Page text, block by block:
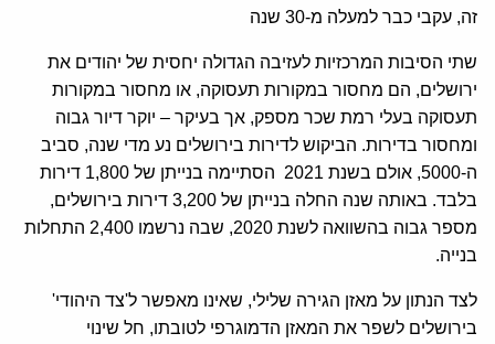
זה, עקבי כבר למעלה מ-30 שנה
שתי הסיבות המרכזיות לעזיבה הגדולה יחסית של יהודים את
ירושלים, הם מחסור במקורות תעסוקה, או מחסור במקורות
תעסוקה בעלי רמת שכר מספק, אך בעיקר – יוקר דיור גבוה
ומחסור בדירות. הביקוש לדירות בירושלים נע מדי שנה, סביב
ה-5000, אולם בשנת 2021 הסתיימה בנייתן של 1,800 דירות
בלבד. באותה שנה החלה בנייתן של 3,200 דירות בירושלים,
מספר גבוה בהשוואה לשנת 2020, שבה נרשמו 2,400 התחלות
בנייה.
לצד הנתון על מאזן הגירה שלילי, שאינו מאפשר ל'צד היהודי'
בירושלים לשפר את המאזן הדמוגרפי לטובתו, חל שינוי